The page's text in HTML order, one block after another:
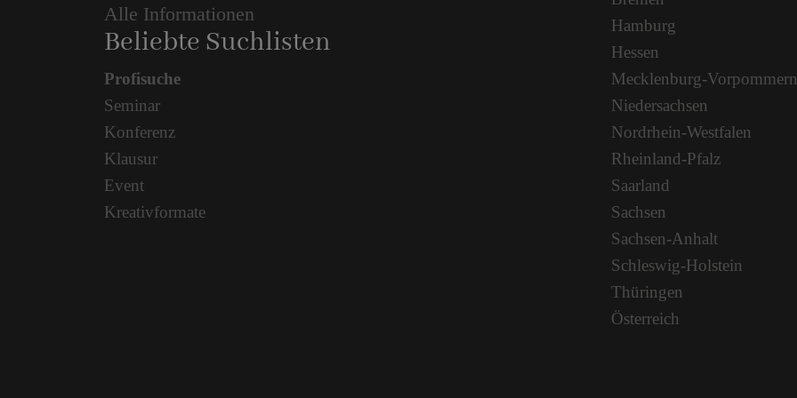
Alle Informationen
Beliebte Suchlisten
Profisuche
Seminar
Konferenz
Klausur
Event
Kreativformate
Hamburg
Hessen
Mecklenburg-Vorpommern
Niedersachsen
Nordrhein-Westfalen
Rheinland-Pfalz
Saarland
Sachsen
Sachsen-Anhalt
Schleswig-Holstein
Thüringen
Österreich